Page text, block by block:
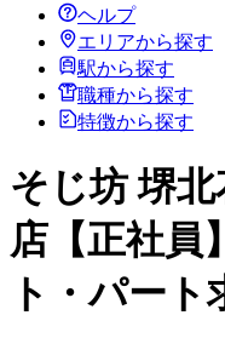
ヘルプ
エリアから探す
駅から探す
職種から探す
特徴から探す
そじ坊 堺
店【正社員
ト・パート